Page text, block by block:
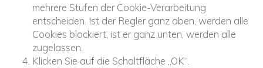
mehrere Stufen der Cookie-Verarbeitung
entscheiden. Ist der Regler ganz oben, werden alle
Cookies blockiert, ist er ganz unten, werden alle
zugelassen.
Klicken Sie auf die Schaltfläche „OK“.